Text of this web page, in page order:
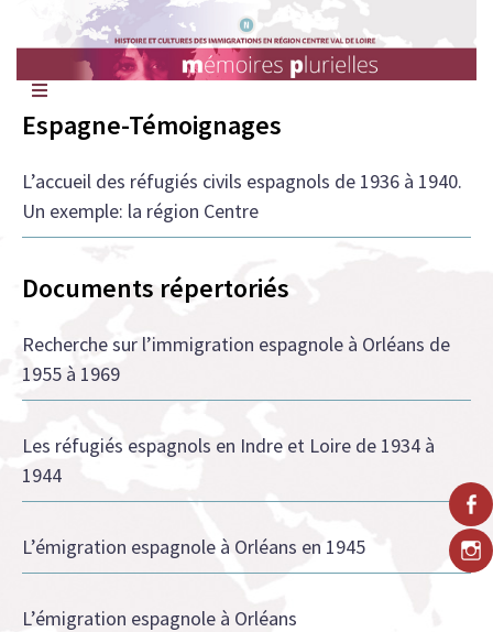
Mémoires
Plurielles
Espagne-Témoignages
L’accueil des réfugiés civils espagnols de 1936 à 1940.
Un exemple: la région Centre
Documents répertoriés
Recherche sur l’immigration espagnole à Orléans de
1955 à 1969
Les réfugiés espagnols en Indre et Loire de 1934 à
1944
L’émigration espagnole à Orléans en 1945
L’émigration espagnole à Orléans